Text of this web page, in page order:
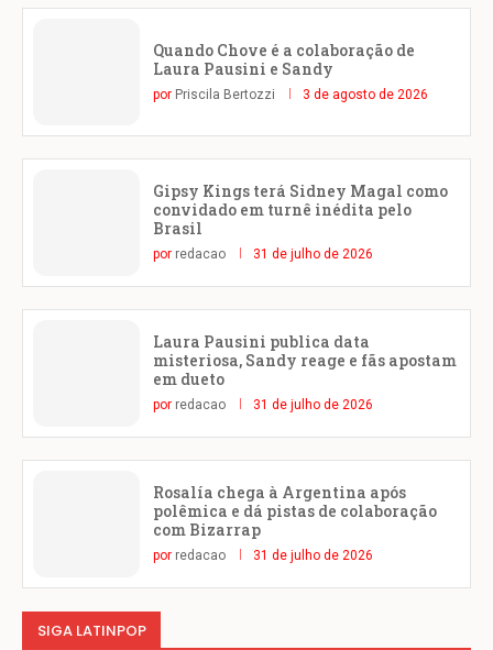
Quando Chove é a colaboração de
Laura Pausini e Sandy
por Priscila Bertozzi 3 de agosto de 2026
Gipsy Kings terá Sidney Magal como
convidado em turnê inédita pelo
Brasil
por redacao 31 de julho de 2026
Laura Pausini publica data
misteriosa, Sandy reage e fãs apostam
em dueto
por redacao 31 de julho de 2026
Rosalía chega à Argentina após
polêmica e dá pistas de colaboração
com Bizarrap
por redacao 31 de julho de 2026
SIGA LATINPOP